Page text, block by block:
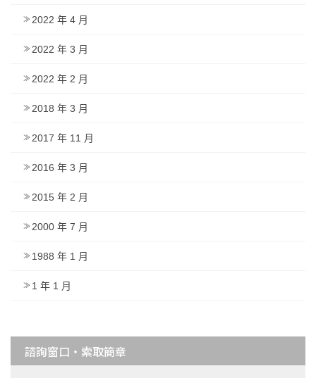
2022 年 4 月
2022 年 3 月
2022 年 2 月
2018 年 3 月
2017 年 11 月
2016 年 3 月
2015 年 2 月
2000 年 7 月
1988 年 1 月
1 年 1 月
諮詢窗口・索取簡章